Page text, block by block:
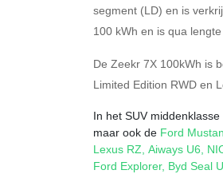
segment (LD) en is
100 kWh en is qua lengte
De Zeekr 7X 100kWh is
Limited Edition RWD en
In het SUV
maar ook de Ford
Lexus RZ, Aiways U6,
Ford Explorer, Byd Seal U